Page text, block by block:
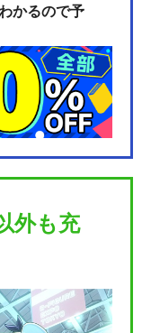
かるので予
外も充